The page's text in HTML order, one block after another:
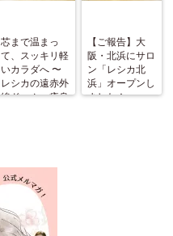
芯まで温まっ
て、スッキリ軽
いカラダへ 〜
レシカの遠赤外
線ドーム＋痩身
【ご報告】大
阪・北浜にサロ
ン「レシカ北
浜」オープンし
ました！